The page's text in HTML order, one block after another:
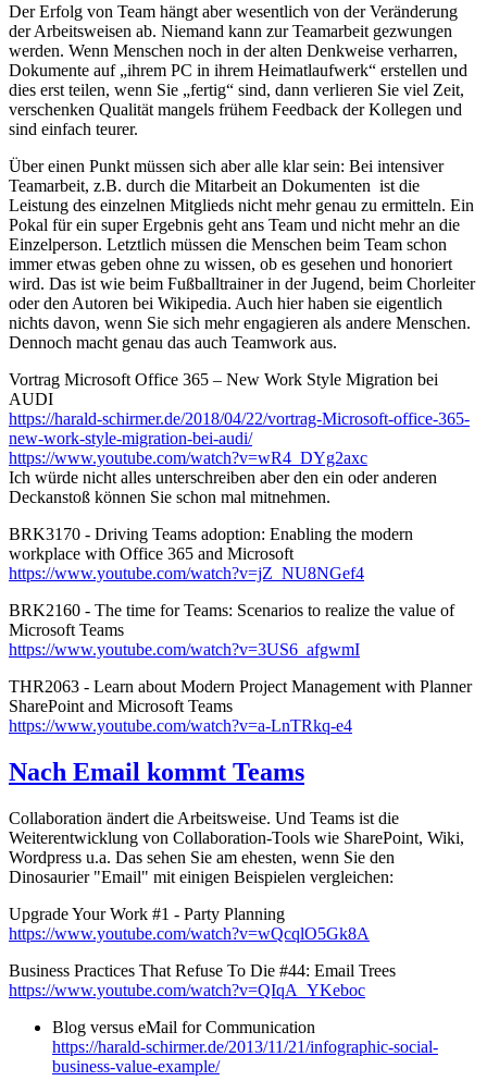
Der Erfolg von Team hängt aber wesentlich von der Veränderung
der Arbeitsweisen ab. Niemand kann zur Teamarbeit gezwungen
werden. Wenn Menschen noch in der alten Denkweise verharren,
Dokumente auf „ihrem PC in ihrem Heimatlaufwerk“ erstellen und
dies erst teilen, wenn Sie „fertig“ sind, dann verlieren Sie viel Zeit,
verschenken Qualität mangels frühem Feedback der Kollegen und
sind einfach teurer.
Über einen Punkt müssen sich aber alle klar sein: Bei intensiver
Teamarbeit, z.B. durch die Mitarbeit an Dokumenten ist die
Leistung des einzelnen Mitglieds nicht mehr genau zu ermitteln. Ein
Pokal für ein super Ergebnis geht ans Team und nicht mehr an die
Einzelperson. Letztlich müssen die Menschen beim Team schon
immer etwas geben ohne zu wissen, ob es gesehen und honoriert
wird. Das ist wie beim Fußballtrainer in der Jugend, beim Chorleiter
oder den Autoren bei Wikipedia. Auch hier haben sie eigentlich
nichts davon, wenn Sie sich mehr engagieren als andere Menschen.
Dennoch macht genau das auch Teamwork aus.
Vortrag Microsoft Office 365 – New Work Style Migration bei
AUDI
https://harald-schirmer.de/2018/04/22/vortrag-Microsoft-office-365-
new-work-style-migration-bei-audi/
https://www.youtube.com/watch?v=wR4_DYg2axc
Ich würde nicht alles unterschreiben aber den ein oder anderen
Deckanstoß können Sie schon mal mitnehmen.
BRK3170 - Driving Teams adoption: Enabling the modern
workplace with Office 365 and Microsoft
https://www.youtube.com/watch?v=jZ_NU8NGef4
BRK2160 - The time for Teams: Scenarios to realize the value of
Microsoft Teams
https://www.youtube.com/watch?v=3US6_afgwmI
THR2063 - Learn about Modern Project Management with Planner
SharePoint and Microsoft Teams
https://www.youtube.com/watch?v=a-LnTRkq-e4
Nach Email kommt Teams
Collaboration ändert die Arbeitsweise. Und Teams ist die
Weiterentwicklung von Collaboration-Tools wie SharePoint, Wiki,
Wordpress u.a. Das sehen Sie am ehesten, wenn Sie den
Dinosaurier "Email" mit einigen Beispielen vergleichen:
Upgrade Your Work #1 - Party Planning
https://www.youtube.com/watch?v=wQcqlO5Gk8A
Business Practices That Refuse To Die #44: Email Trees
https://www.youtube.com/watch?v=QIqA_YKeboc
Blog versus eMail for Communication
https://harald-schirmer.de/2013/11/21/infographic-social-
business-value-example/